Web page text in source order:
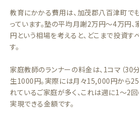
教育にかかる費用は、加茂郡八百津町で
っています。塾の平均月謝2万円〜4万円
円という相場を考えると、どこまで投資す
す。
家庭教師のランナーの料金は、1コマ（30
生1000円。実際には月々15,000円から
れているご家庭が多く、これは週に1〜2
実現できる金額です。